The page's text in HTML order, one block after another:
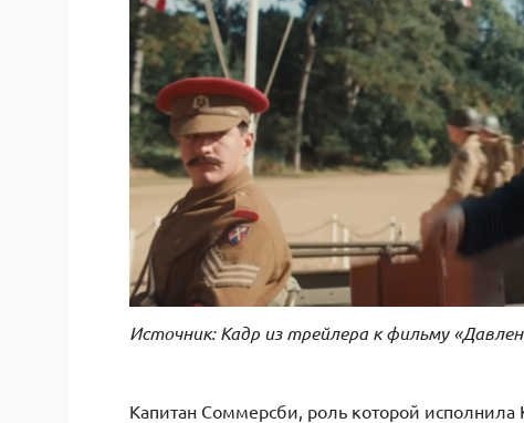
Источник: Кадр из трейлера к фильму
Капитан Соммерсби, роль которой исполнила